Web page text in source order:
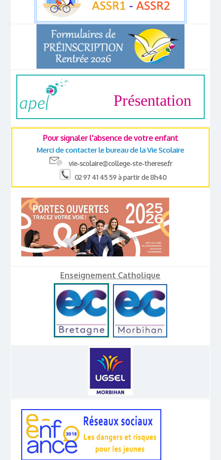
Présentation
Pour signaler l'absence de votre enfant
Merci de contacter le bureau de la Vie Scolaire
vie-scolaire@college-ste-therese.fr
02 97 41 45 59 à partir de 8h40
Enseignement Catholique